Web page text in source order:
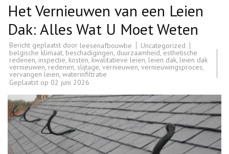
Het Vernieuwen van een Leien
Dak: Alles Wat U Moet Weten
Bericht geplaatst door leesenafbouwbe
Uncategorized
belgische klimaat, beschadigingen, duurzaamheid,esthetische
redenen, inspectie, kosten, kwalitatieve leien, leien dak, leien dak
vernieuwen,redenen, slijtage, vernieuwen, vernieuwingsproces,
vervangen leien, waterinfiltratie
Geplaatst op 02 juni 2026